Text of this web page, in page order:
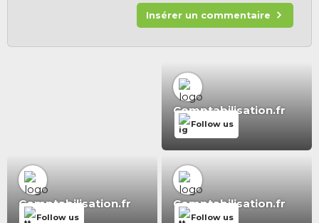
Insérer un commentaire
Comptabilisation.fr
Follow us
Comptabilisation.fr
Follow us
Comptabilisation.fr
Follow us